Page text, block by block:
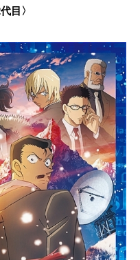
れていた仮面の青年を
めた青年だが、以前の
いた。彼はエルルゥの
クルに“ハクオロ”と名付
してこの出会いが彼ら
へと導くことになるの
品名うたわれるもの放
メスケジュール2006年
）～2006年9月25日
レビほか話数全26話キ
ロ：小山力也エルル
アルルゥ：沢城みゆき
京田尚子オボロ：桐井
中原麻衣ドリィ／グラ
テオロ：石川ひろあき
五月ベナウィ：浪川大
目〉